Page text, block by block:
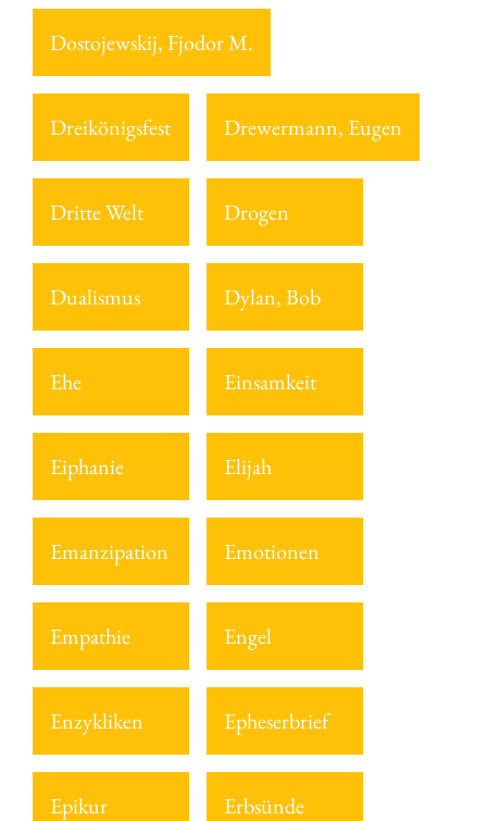
Dostojewskij, Fjodor M.
Dreikönigsfest Drewermann, Eugen
Dritte Welt Drogen
Dualismus Dylan, Bob
Ehe Einsamkeit
Eiphanie Elijah
Emanzipation Emotionen
Empathie Engel
Enzykliken Epheserbrief
Epikur Erbsünde